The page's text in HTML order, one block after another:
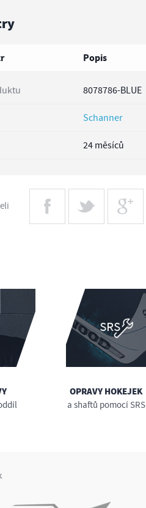
Popis
8078786-BLUE
Schanner
24 měsíců
OPRAVY HOKEJEK
a shaftů pomocí SRS